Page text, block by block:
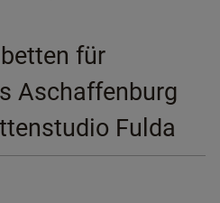
für
Aschaffenburg
Fulda